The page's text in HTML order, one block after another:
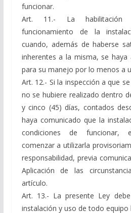
funcionar.
Art. 11.- La habilitación
funcionamiento de la
cuando, además de haberse
inherentes a la misma, se haya
para su manejo por lo menos a
Art. 12.- Si la inspección a que
no se hubiere realizado dentro
y cinco (45) días, contados
haya comunicado que la
condiciones de funcionar,
comenzar a utilizarla
responsabilidad, previa
Aplicación de las
artículo.
Art. 13.- La presente Ley
instalación y uso de todo equipo